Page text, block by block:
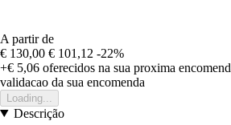
A partir de
€ 130,00 € 101,12 -22%
+€ 5,06 oferecidos na sua proxima
validacao da sua encomenda
Loading...
Descrição